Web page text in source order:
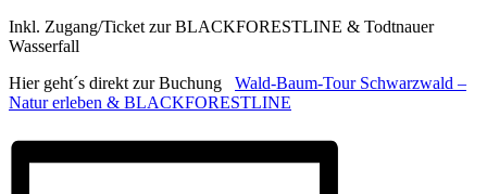
Inkl. Zugang/Ticket zur BLACKFORESTLINE & Todtnauer
Wasserfall
Hier geht´s direkt zur Buchung Wald-Baum-Tour Schwarzwald –
Natur erleben & BLACKFORESTLINE